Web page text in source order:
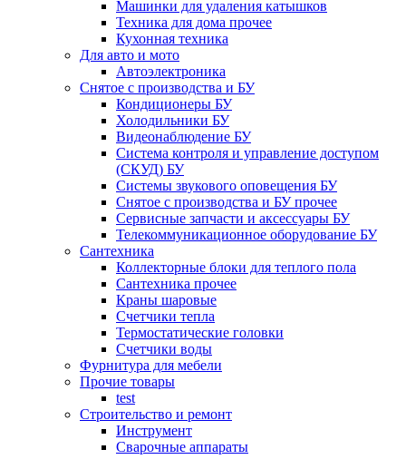
Машинки для удаления катышков
Техника для дома прочее
Кухонная техника
Для авто и мото
Автоэлектроника
Снятое с производства и БУ
Кондиционеры БУ
Холодильники БУ
Видеонаблюдение БУ
Система контроля и управление доступом
(СКУД) БУ
Системы звукового оповещения БУ
Снятое с производства и БУ прочее
Сервисные запчасти и аксессуары БУ
Телекоммуникационное оборудование БУ
Сантехника
Коллекторные блоки для теплого пола
Сантехника прочее
Краны шаровые
Счетчики тепла
Термоcтатические головки
Счетчики воды
Фурнитура для мебели
Прочие товары
test
Строительство и ремонт
Инструмент
Сварочные аппараты